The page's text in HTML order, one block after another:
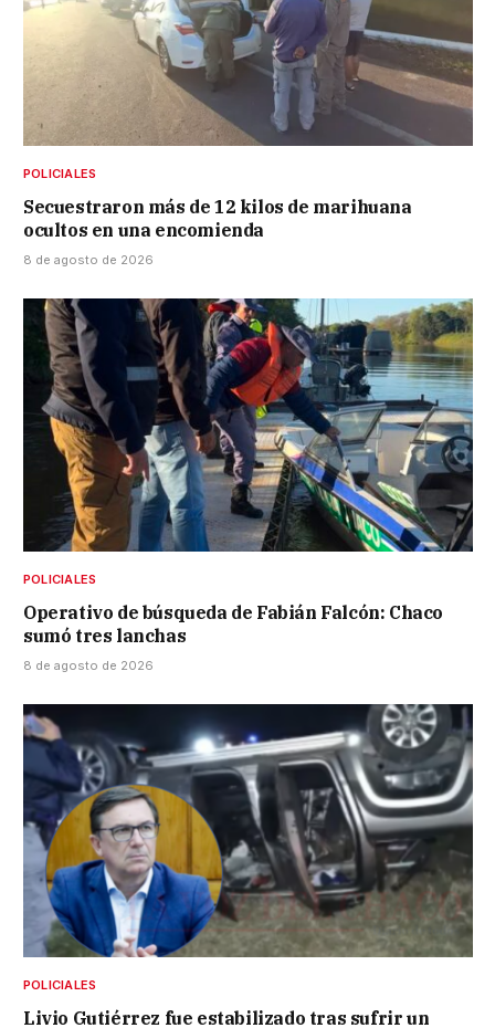
POLICIALES
Secuestraron más de 12 kilos de marihuana
ocultos en una encomienda
8 de agosto de 2026
POLICIALES
Operativo de búsqueda de Fabián Falcón: Chaco
sumó tres lanchas
8 de agosto de 2026
POLICIALES
Livio Gutiérrez fue estabilizado tras sufrir un